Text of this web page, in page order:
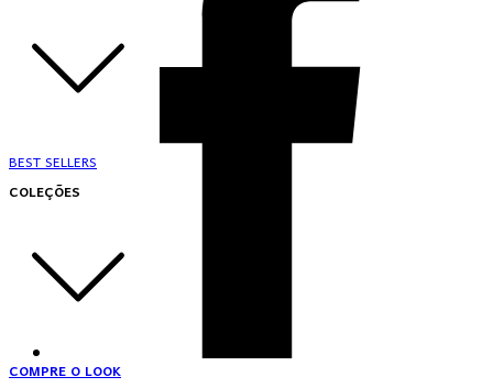
BEST SELLERS
COLEÇÕES
COMPRE O LOOK